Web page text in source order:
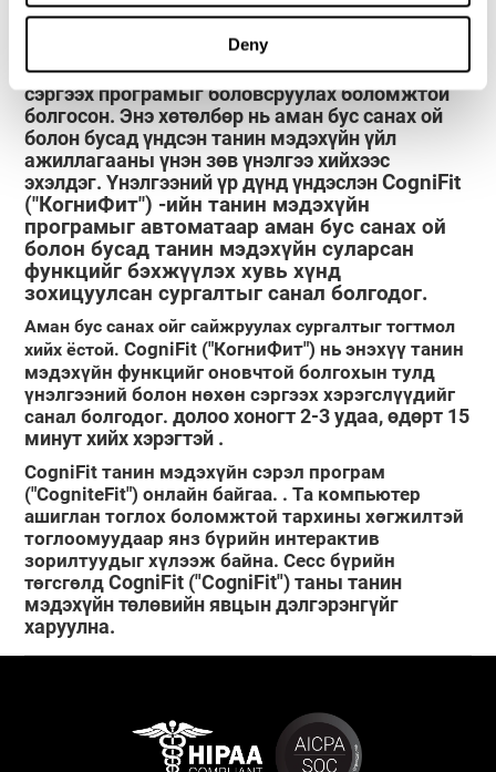
Deny
хатан чанарыг судлах, neurogenesis үйл явцыг
хувь хүн бүрт, хэрэглэгч
бүрийн хэрэгцээнд тохирсон танин мэдэхүйг
сэргээх програмыгболовсруулах боломжтой
болгосон. Энэ хөтөлбөр нь аман бус санах ой
болон бусад үндсэн танин мэдэхүйн үйл
ажиллагааны үнэн зөв үнэлгээ хийхээс
эхэлдэг. Үнэлгээний үр дүнд үндэслэнCogniFit
("КогниФит") -ийн танин мэдэхүйн
програмыг автоматаар аман бус санах ой
болон бусад танин мэдэхүйн суларсан
функцийг бэхжүүлэх хувь хүнд
зохицуулсан сургалтыг санал болгодог.
Аман бус санах ойг сайжруулах сургалтыг тогтмол
хийх ёстой.CogniFit ("КогниФит") нь энэхүү танин
мэдэхүйн функцийг оновчтой болгохын тулд
үнэлгээний болон нөхөн сэргээх хэрэгслүүдийг
санал болгодог. долоо хоногт 2-3 удаа, өдөрт 15
минут хийх хэрэгтэй .
CogniFit танин мэдэхүйн сэрэл програм
("CogniteFit") онлайн байгаа. . Та компьютер
ашиглан тоглох боломжтой тархины хөгжилтэй
тоглоомуудаар янз бүрийн интерактив
зорилтуудыг хүлээж байна. Сесс бүрийн
төгсгөлдCogniFit ("CogniFit") таны танин
мэдэхүйн төлөвийн явцын дэлгэрэнгүйг
харуулна.